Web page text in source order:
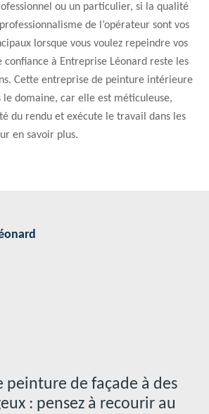
ou un particulier, si la qualité
de l’opérateur sont vos
lorsque vous voulez repeindre vos
à Entreprise Léonard reste les
Cette entreprise de peinture intérieure
domaine, car elle est méticuleuse,
du rendu et exécute le travail dans les
en savoir plus.
de façade à des
: pensez à recourir au